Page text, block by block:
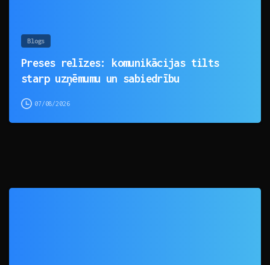
Blogs
Preses relīzes: komunikācijas tilts
starp uzņēmumu un sabiedrību
07/08/2026